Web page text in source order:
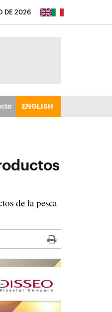
DE 2026
ENGLISH
de la pesca